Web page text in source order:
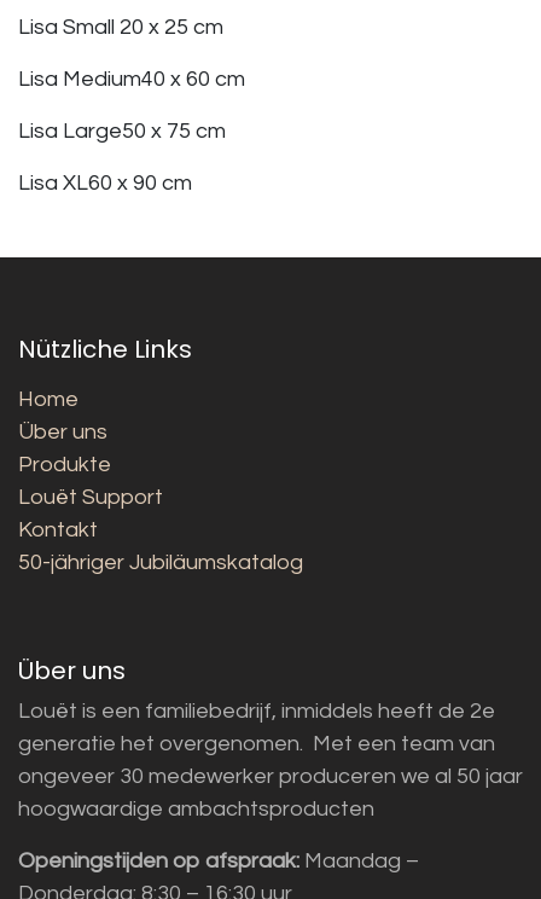
Lisa Small 20 x 25 cm
Lisa Medium40 x 60 cm
Lisa Large50 x 75 cm
Lisa XL60 x 90 cm
Nützliche Links
Home
Über uns
Produkte
Louët Support
Kontakt
50-jähriger Jubiläumskatalog
Über uns
Louët is een familiebedrijf, inmiddels heeft de 2e
generatie het overgenomen. Met een team van
ongeveer 30 medewerker produceren we al 50 jaar
hoogwaardige ambachtsproducten
Openingstijden op afspraak: Maandag –
Donderdag: 8:30 – 16:30 uur